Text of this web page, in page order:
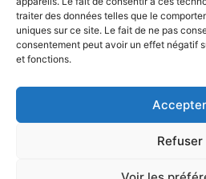
traiter des données telles que le
uniques sur ce site. Le fait de ne pas
consentement peut avoir un effet négatif
et fonctions.
Accepter
Refuser
#PARTAGE #CONVIVIALITE